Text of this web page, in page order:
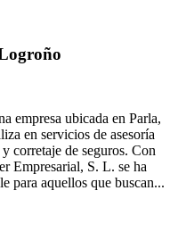
empresa ubicada en Parla,
en servicios de asesoría
corretaje de seguros. Con
Empresarial, S. L. se ha
para aquellos que buscan...